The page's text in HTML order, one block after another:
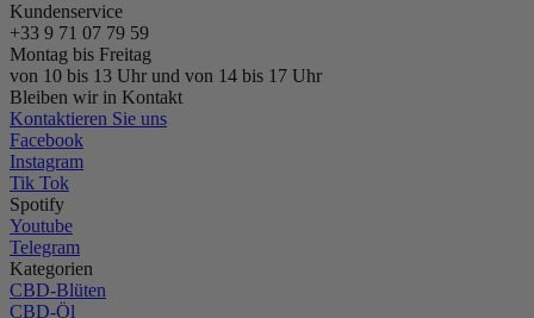
Kundenservice
+33 9 71 07 79 59
Montag bis Freitag
von 10 bis 13 Uhr und von 14 bis 17 Uhr
Bleiben wir in Kontakt
Kontaktieren Sie uns
Facebook
Instagram
Tik Tok
Spotify
Youtube
Telegram
Kategorien
CBD-Blüten
CBD-Öl